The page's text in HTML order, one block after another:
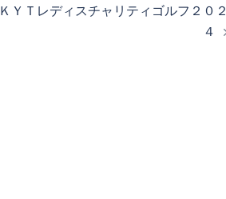
ＫＹＴレディスチャリティゴルフ２０２
４